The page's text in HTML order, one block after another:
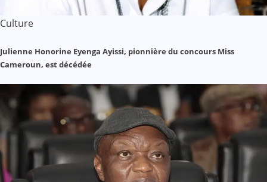
Culture
Julienne Honorine Eyenga Ayissi, pionnière du concours Miss
Cameroun, est décédée